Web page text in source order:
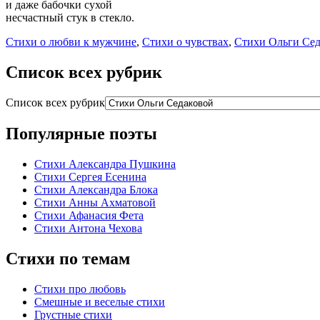
и даже бабочки сухой
несчастный стук в стекло.
Стихи о любви к мужчине, Стихи о чувствах, Стихи Ольги
Список всех рубрик
Список всех рубрик
Популярные поэты
Стихи Александра Пушкина
Стихи Сергея Есенина
Стихи Александра Блока
Стихи Анны Ахматовой
Стихи Афанасия Фета
Стихи Антона Чехова
Стихи по темам
Стихи про любовь
Смешные и веселые стихи
Грустные стихи